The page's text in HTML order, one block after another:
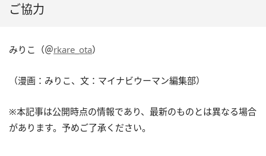
ご協力
みりこ（＠rkare_ota）
（漫画：みりこ、文：マイナビウーマン編集部）
※本記事は公開時点の情報であり、最新のものとは異なる場合
があります。予めご了承ください。